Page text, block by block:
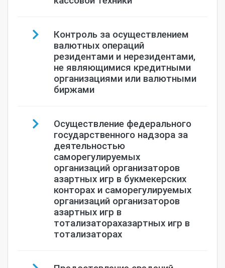
Контроль за осуществлением
валютных операций
резидентами и нерезидентами,
не являющимися кредитными
организациями или валютными
биржами
Осуществление федерального
государственного надзора за
деятельностью
саморегулируемых
организаций организаторов
азартных игр в букмекерских
конторах и саморегулируемых
организаций организаторов
азартных игр в
тотализаторахазартных игр в
тотализаторах